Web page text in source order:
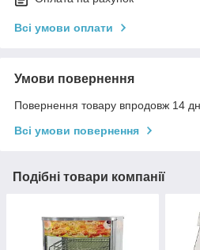
Всі умови оплати
Умови повернення
Повернення товару впродовж 14
Всі умови повернення
Подібні товари компанії